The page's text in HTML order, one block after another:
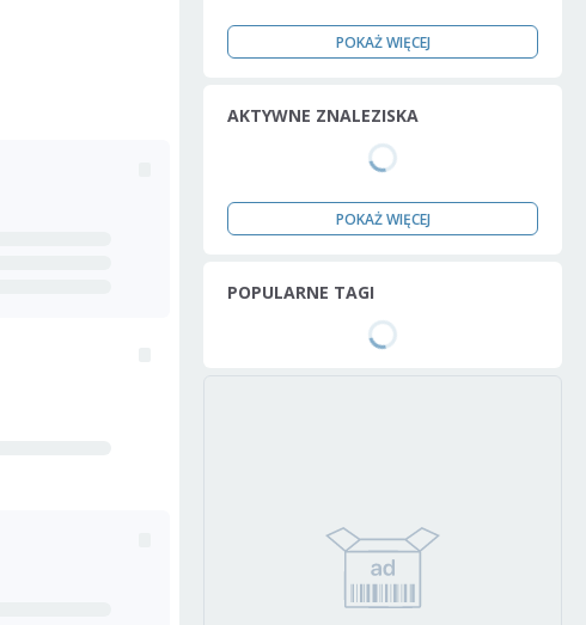
POKAŻ WIĘCEJ
AKTYWNE ZNALEZISKA
POKAŻ WIĘCEJ
POPULARNE TAGI